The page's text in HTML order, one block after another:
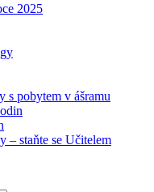
2025
s pobytem v ášramu
– staňte se Učitelem